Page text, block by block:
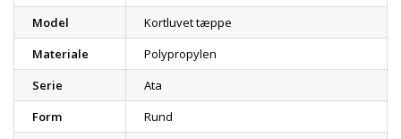
Model
Kortluvet tæppe
Materiale
Polypropylen
Serie
Ata
Form
Rund